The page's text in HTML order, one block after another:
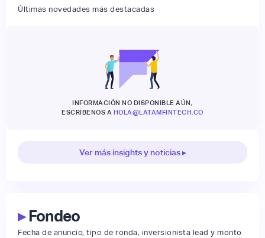
Últimas novedades más destacadas
INFORMACIÓN NO DISPONIBLE AÚN,
ESCRÍBENOS A HOLA@LATAMFINTECH.CO
Ver más insights y noticias ▸
▸Fondeo
Fecha de anuncio, tipo de ronda, inversionista lead y monto